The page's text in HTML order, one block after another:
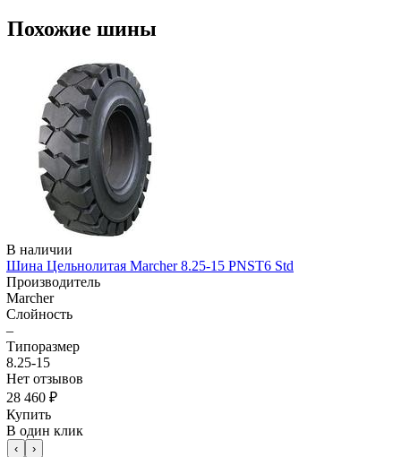
Похожие шины
В наличии
Шина Цельнолитая Marcher 8.25-15 PNST6 Std
Производитель
Marcher
Слойность
–
Типоразмер
8.25-15
Нет отзывов
28 460 ₽
Купить
В один клик
‹ ›